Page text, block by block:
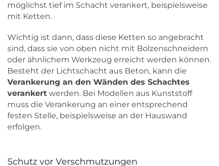
möglichst tief im Schacht verankert, beispielsweise
mit Ketten.
Wichtig ist dann, dass diese Ketten so angebracht
sind, dass sie von oben nicht mit Bolzenschneidern
oder ähnlichem Werkzeug erreicht werden können.
Besteht der Lichtschacht aus Beton, kann die
Verankerung an den Wänden des Schachtes
verankert werden. Bei Modellen aus Kunststoff
muss die Verankerung an einer entsprechend
festen Stelle, beispielsweise an der Hauswand
erfolgen.
Schutz vor Verschmutzungen